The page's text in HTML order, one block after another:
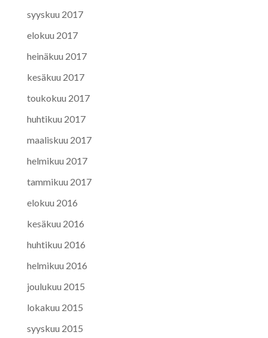
syyskuu 2017
elokuu 2017
heinäkuu 2017
kesäkuu 2017
toukokuu 2017
huhtikuu 2017
maaliskuu 2017
helmikuu 2017
tammikuu 2017
elokuu 2016
kesäkuu 2016
huhtikuu 2016
helmikuu 2016
joulukuu 2015
lokakuu 2015
syyskuu 2015